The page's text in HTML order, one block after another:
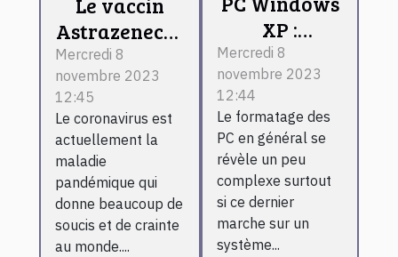
Astrazeneca :
est-il
vraiment
efficace
contre le
coronavirus ?
Mercredi 8
novembre 2023
12:45
Le coronavirus est
actuellement la
maladie
pandémique qui
donne beaucoup de
soucis et de crainte
au monde....
XP :
comment le
formater ?
Mercredi 8
novembre 2023
12:44
Le formatage des
PC en général se
révèle un peu
complexe surtout
si ce dernier
marche sur un
système...